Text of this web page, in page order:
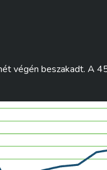
végén beszakadt. A